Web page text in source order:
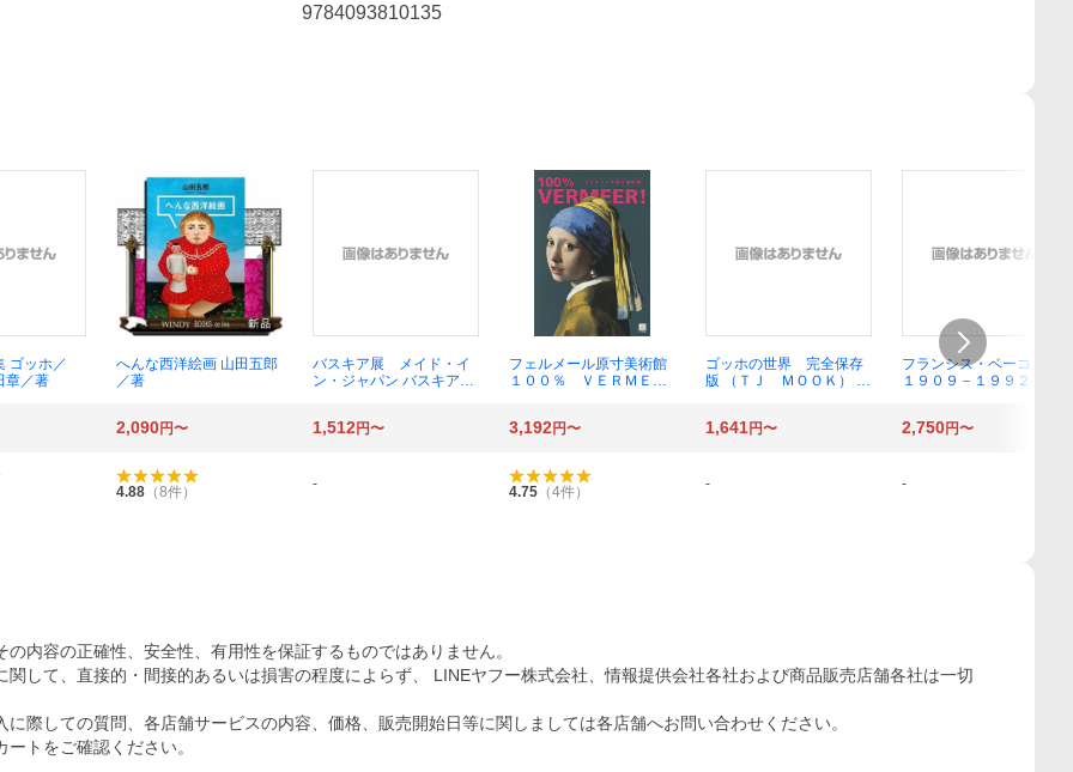
9784093810135
ゴッホ／
／著
へんな西洋絵画 山田五郎
／著
バスキア展 メイド・イ
ン・ジャパン バスキア／
ハート／〔ほか〕編集
フェルメール原寸美術館
１００％ ＶＥＲＭＥＥ
ルメール／〔画〕
ゴッホの世界 完全保存
版 （ＴＪ ＭＯＯＫ） 大
フランシス・ベーコン
１９０９－１９９２ 事
本茂紀／訳・日本語校正
2,090円〜 1,512円〜 3,192円〜 1,641円〜 2,750円〜
4.88 （8件） - 4.75 （4件） - -
内容の正確性、安全性、有用性を保証するものではありません。
して、直接的・間接的あるいは損害の程度によらず、 LINEヤフー株式会社、情報提供会社各社および商品販売店舗各社は一切
際しての質問、各店舗サービスの内容、価格、販売開始日等に関しましては各店舗へお問い合わせください。
トをご確認ください。